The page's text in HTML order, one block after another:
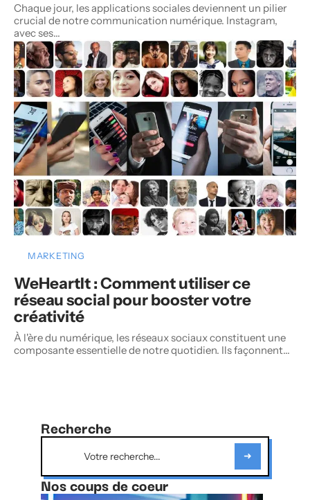
Chaque jour, les applications sociales deviennent un pilier
crucial de notre communication numérique. Instagram,
avec ses…
MARKETING
WeHeartIt : Comment utiliser ce
réseau social pour booster votre
créativité
À l'ère du numérique, les réseaux sociaux constituent une
composante essentielle de notre quotidien. Ils façonnent…
Recherche
Nos coups de coeur